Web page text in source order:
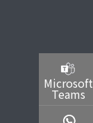
Microsoft
Teams